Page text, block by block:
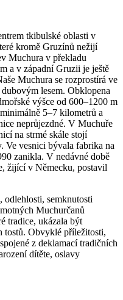
tkibulské oblasti v
kromě Gruzínů nežijí
Muchura v překladu
a v západní Gruzii je ještě
Muchura se rozprostírá ve
lesem. Obklo­pena
výšce od 600–1200 m
5–7 kilometrů a
neprůjezdné. V Muchuře
na strmé skále stojí
Ve vesnici bývala fabrika na
zanikla. V nedávné době
žijící v Německu, postavil
odlehlosti, semknutosti
Muchurčanů
tradice, ukázala být
tostů. Obvyklé příležitosti,
z deklamací tradičních
dítěte, oslavy